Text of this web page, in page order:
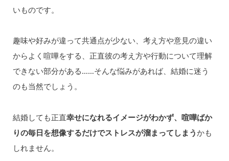
いものです。
趣味や好みが違って共通点が少ない、考え方や意見の違い
からよく喧嘩をする、正直彼の考え方や行動について理解
できない部分がある……そんな悩みがあれば、結婚に迷う
のも当然でしょう。
結婚しても正直幸せになれるイメージがわかず、喧嘩ばか
りの毎日を想像するだけでストレスが溜まってしまうかも
しれません。